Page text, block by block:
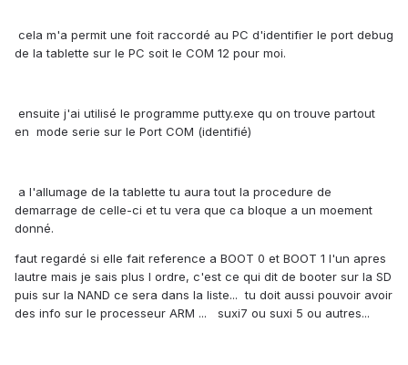
cela m'a permit une foit raccordé au PC d'identifier le port debug
de la tablette sur le PC soit le COM 12 pour moi.
ensuite j'ai utilisé le programme putty.exe qu on trouve partout
en mode serie sur le Port COM (identifié)
a l'allumage de la tablette tu aura tout la procedure de
demarrage de celle-ci et tu vera que ca bloque a un moement
donné.
faut regardé si elle fait reference a BOOT 0 et BOOT 1 l'un apres
lautre mais je sais plus l ordre, c'est ce qui dit de booter sur la SD
puis sur la NAND ce sera dans la liste... tu doit aussi pouvoir avoir
des info sur le processeur ARM ... suxi7 ou suxi 5 ou autres...